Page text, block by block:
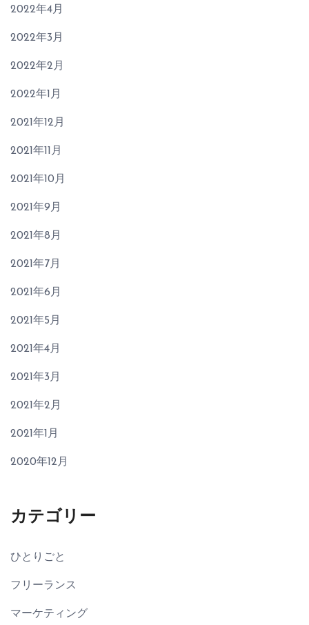
2022年4月
2022年3月
2022年2月
2022年1月
2021年12月
2021年11月
2021年10月
2021年9月
2021年8月
2021年7月
2021年6月
2021年5月
2021年4月
2021年3月
2021年2月
2021年1月
2020年12月
カテゴリー
ひとりごと
フリーランス
マーケティング